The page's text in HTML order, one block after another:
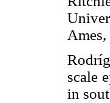
scale
in